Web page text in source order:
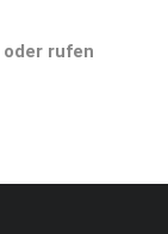
oder rufen